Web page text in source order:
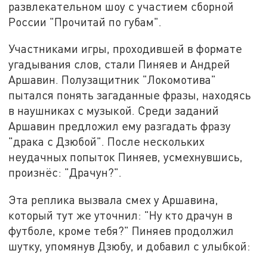
развлекательном шоу с участием сборной
России "Прочитай по губам".
Участниками игры, проходившей в формате
угадывания слов, стали Пиняев и Андрей
Аршавин. Полузащитник "Локомотива"
пытался понять загаданные фразы, находясь
в наушниках с музыкой. Среди заданий
Аршавин предложил ему разгадать фразу
"драка с Дзюбой". После нескольких
неудачных попыток Пиняев, усмехнувшись,
произнёс: "Драчун?".
Эта реплика вызвала смех у Аршавина,
который тут же уточнил: "Ну кто драчун в
футболе, кроме тебя?" Пиняев продолжил
шутку, упомянув Дзюбу, и добавил с улыбкой: